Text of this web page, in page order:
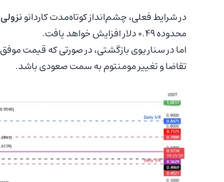
در شرایط فعلی، چشم‌انداز کوتاه‌مدت کاردانونزولی
محدوده‌ ۰.۴۹ دلار افزایش خواهد یافت.
تقاضا و تغییر مومنتوم به سمت صعودی باشد.